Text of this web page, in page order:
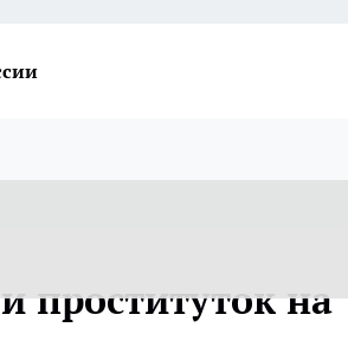
проституток на